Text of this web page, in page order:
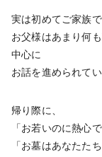
実は初めてご家族
お父様はあまり何
中心に
お話を進められてい
帰り際に、
「お若いのに熱心
「お墓はあなたた